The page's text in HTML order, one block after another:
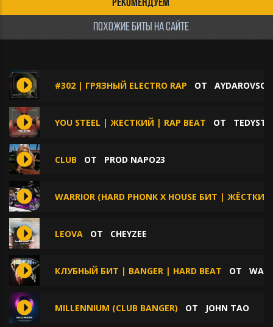
РЕКОМЕНДУЕМ
ПОХОЖИЕ БИТЫ НА САЙТЕ
#302 | ГРЯЗНЫЙ ELECTRO RAP ОТ
YOU STEEL | ЖЕСТКИЙ | RAP BEAT ОТ
CLUB ОТ PROD NAPO23
WARRIOR (HARD PHONK X HOUSE БИТ |
LEOVA ОТ CHEYZEE
КЛУБНЫЙ БИТ | BANGER | HARD BEAT ОТ
MILLENNIUM (CLUB BANGER) ОТ JOHN TAO